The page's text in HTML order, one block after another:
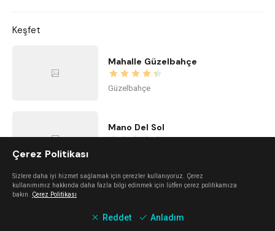
Keşfet
Mahalle Güzelbahçe
Güzelbahçe
Mano Del Sol
Urla
Çerez Politikası
Sizlere daha iyi hizmet sağlamak için çerezler kullanıyoruz. Çerez
kullanımımız hakkında daha fazla bilgi edinmek için lütfen çerez politikamıza
bakın. Çerez Politikası
Reddet Anladım